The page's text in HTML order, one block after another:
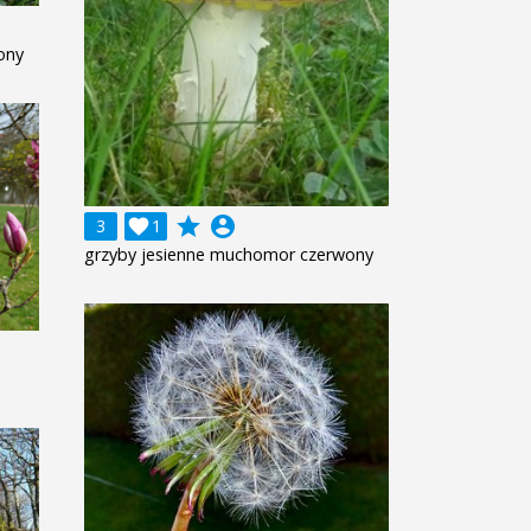
3 1
 grade account_circle
grzyby jesienne muchomor czerwony